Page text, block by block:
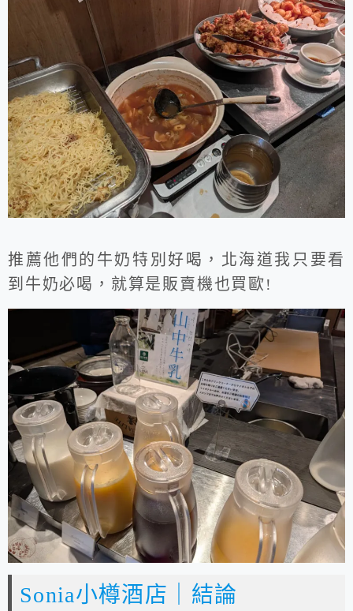
推薦他們的牛奶特別好喝，北海道我只要看
到牛奶必喝，就算是販賣機也買歐!
Sonia小樽酒店｜結論